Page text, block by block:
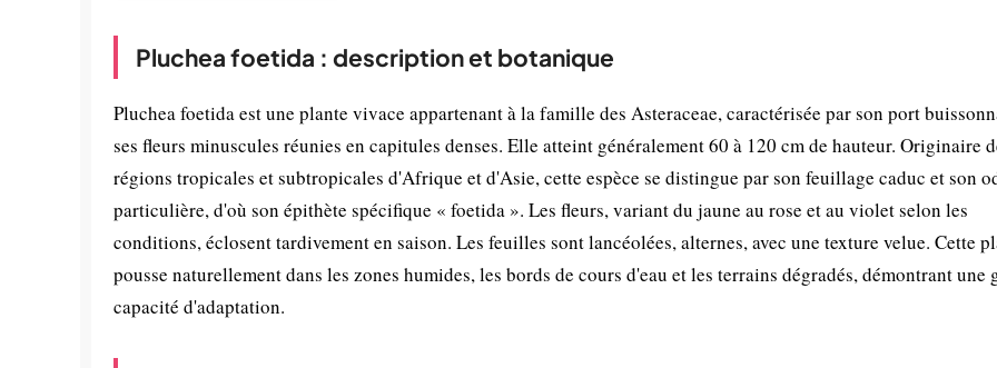
Pluchea foetida : description et botanique
Pluchea foetida est une plante vivace appartenant à la famille des Asteraceae, caractérisée par son port
ses fleurs minuscules réunies en capitules denses. Elle atteint généralement 60 à 120 cm de hauteur. Originaire
régions tropicales et subtropicales d'Afrique et d'Asie, cette espèce se distingue par son feuillage caduc et son
particulière, d'où son épithète spécifique « foetida ». Les fleurs, variant du jaune au rose et au violet selon les
conditions, éclosent tardivement en saison. Les feuilles sont lancéolées, alternes, avec une texture velue. Cette
pousse naturellement dans les zones humides, les bords de cours d'eau et les terrains dégradés, démontrant une
capacité d'adaptation.